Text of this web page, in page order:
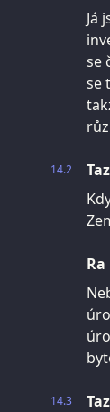
Já
se
se
14.2
Ra
14.3